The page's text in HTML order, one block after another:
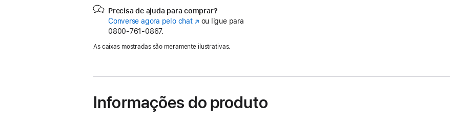
Precisa de ajuda para comprar?
Converse agora pelo chat(o
em
ou ligue para
0800-761-0867.
As caixas mostradas são meramente ilustrativas.
Informações do produto